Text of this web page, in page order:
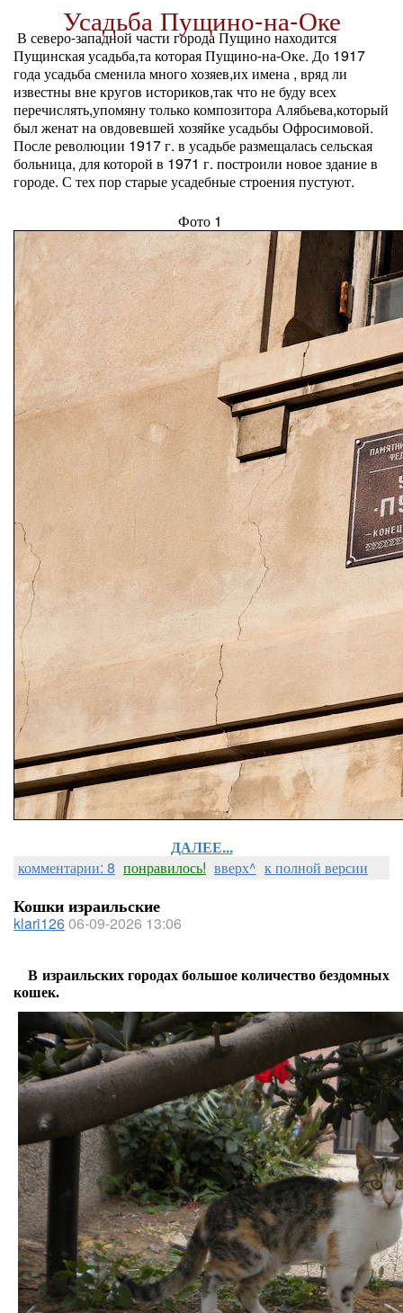
Усадьба Пущино-на-Оке
В северо-западной части города Пущино находится
Пущинская усадьба,та которая Пущино-на-Оке. До 1917
года усадьба сменила много хозяев,их имена , вряд ли
известны вне кругов историков,так что не буду всех
перечислять,упомяну только композитора Алябьева,который
был женат на овдовевшей хозяйке усадьбы Офросимовой.
После революции 1917 г. в усадьбе размещалась сельская
больница, для которой в 1971 г. построили новое здание в
городе. С тех пор старые усадебные строения пустуют.
Фото 1
ДАЛЕЕ...
комментарии: 8 понравилось! вверх^ к полной версии
Кошки израильские
klari12606-09-2026 13:06
В израильских городах большое количество бездомных
кошек.